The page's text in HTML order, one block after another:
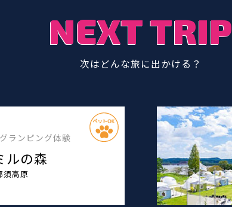
NEXT TRIP
次はどんな旅に出かける？
ランピング体験
ルの森
須高原